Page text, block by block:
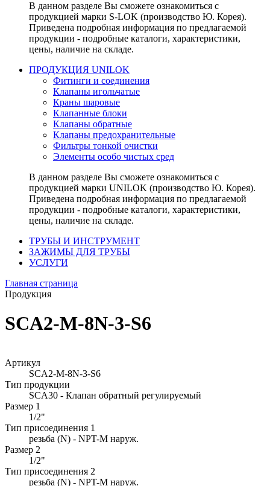
В данном разделе Вы сможете ознакомиться с
продукцией марки S-LOK (производство Ю. Корея).
Приведена подробная информация по предлагаемой
продукции - подробные каталоги, характеристики,
цены, наличие на складе.
ПРОДУКЦИЯ UNILOK
Фитинги и соединения
Клапаны игольчатые
Краны шаровые
Клапанные блоки
Клапаны обратные
Клапаны предохранительные
Фильтры тонкой очистки
Элементы особо чистых сред
В данном разделе Вы сможете ознакомиться с
продукцией марки UNILOK (производство Ю. Корея).
Приведена подробная информация по предлагаемой
продукции - подробные каталоги, характеристики,
цены, наличие на складе.
ТРУБЫ И ИНСТРУМЕНТ
ЗАЖИМЫ ДЛЯ ТРУБЫ
УСЛУГИ
Главная страница
Продукция
SCA2-M-8N-3-S6
Артикул
SCA2-M-8N-3-S6
Тип продукции
SCA30 - Клапан обратный регулируемый
Размер 1
1/2"
Тип присоединения 1
резьба (N) - NPT-M наруж.
Размер 2
1/2"
Тип присоединения 2
резьба (N) - NPT-M наруж.